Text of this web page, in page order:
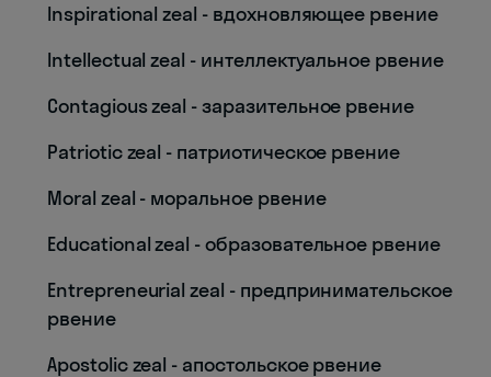
Inspirational zeal - вдохновляющее рвение
Intellectual zeal - интеллектуальное рвение
Contagious zeal - заразительное рвение
Patriotic zeal - патриотическое рвение
Moral zeal - моральное рвение
Educational zeal - образовательное рвение
Entrepreneurial zeal - предпринимательское
рвение
Apostolic zeal - апостольское рвение